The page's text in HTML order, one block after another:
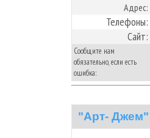
Адрес:
Телефоны:
Сайт:
Сообщите нам
обязательно, если есть
ошибка:
"Арт- Джем"